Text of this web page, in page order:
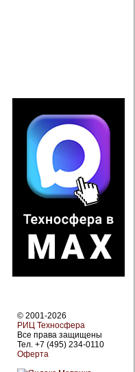
© 2001-2026
РИЦ Техносфера
Все права защищены
Тел. +7 (495) 234-0110
Оферта